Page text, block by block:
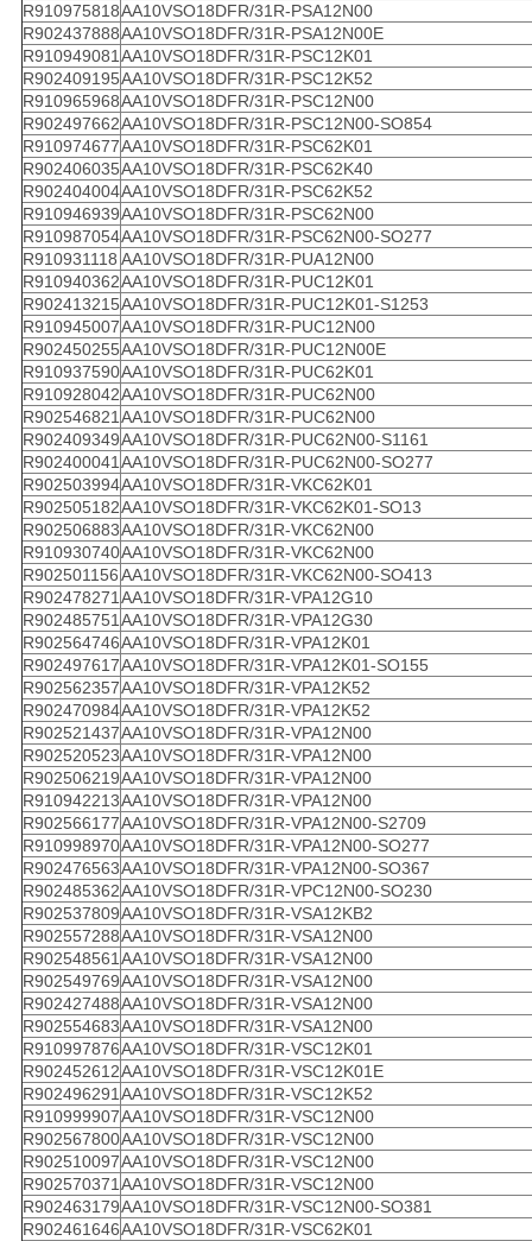
R910975818AA10VSO18DFR/31R-PSA12N00
R902437888AA10VSO18DFR/31R-PSA12N00E
R910949081AA10VSO18DFR/31R-PSC12K01
R902409195AA10VSO18DFR/31R-PSC12K52
R910965968AA10VSO18DFR/31R-PSC12N00
R902497662AA10VSO18DFR/31R-PSC12N00-SO854
R910974677AA10VSO18DFR/31R-PSC62K01
R902406035AA10VSO18DFR/31R-PSC62K40
R902404004AA10VSO18DFR/31R-PSC62K52
R910946939AA10VSO18DFR/31R-PSC62N00
R910987054AA10VSO18DFR/31R-PSC62N00-SO277
R910931118 AA10VSO18DFR/31R-PUA12N00
R910940362AA10VSO18DFR/31R-PUC12K01
R902413215AA10VSO18DFR/31R-PUC12K01-S1253
R910945007AA10VSO18DFR/31R-PUC12N00
R902450255AA10VSO18DFR/31R-PUC12N00E
R910937590AA10VSO18DFR/31R-PUC62K01
R910928042AA10VSO18DFR/31R-PUC62N00
R902546821AA10VSO18DFR/31R-PUC62N00
R902409349AA10VSO18DFR/31R-PUC62N00-S1161
R902400041AA10VSO18DFR/31R-PUC62N00-SO277
R902503994AA10VSO18DFR/31R-VKC62K01
R902505182AA10VSO18DFR/31R-VKC62K01-SO13
R902506883AA10VSO18DFR/31R-VKC62N00
R910930740AA10VSO18DFR/31R-VKC62N00
R902501156AA10VSO18DFR/31R-VKC62N00-SO413
R902478271AA10VSO18DFR/31R-VPA12G10
R902485751AA10VSO18DFR/31R-VPA12G30
R902564746AA10VSO18DFR/31R-VPA12K01
R902497617AA10VSO18DFR/31R-VPA12K01-SO155
R902562357AA10VSO18DFR/31R-VPA12K52
R902470984AA10VSO18DFR/31R-VPA12K52
R902521437AA10VSO18DFR/31R-VPA12N00
R902520523AA10VSO18DFR/31R-VPA12N00
R902506219AA10VSO18DFR/31R-VPA12N00
R910942213AA10VSO18DFR/31R-VPA12N00
R902566177AA10VSO18DFR/31R-VPA12N00-S2709
R910998970AA10VSO18DFR/31R-VPA12N00-SO277
R902476563AA10VSO18DFR/31R-VPA12N00-SO367
R902485362AA10VSO18DFR/31R-VPC12N00-SO230
R902537809AA10VSO18DFR/31R-VSA12KB2
R902557288AA10VSO18DFR/31R-VSA12N00
R902548561AA10VSO18DFR/31R-VSA12N00
R902549769AA10VSO18DFR/31R-VSA12N00
R902427488AA10VSO18DFR/31R-VSA12N00
R902554683AA10VSO18DFR/31R-VSA12N00
R910997876AA10VSO18DFR/31R-VSC12K01
R902452612AA10VSO18DFR/31R-VSC12K01E
R902496291AA10VSO18DFR/31R-VSC12K52
R910999907AA10VSO18DFR/31R-VSC12N00
R902567800AA10VSO18DFR/31R-VSC12N00
R902510097AA10VSO18DFR/31R-VSC12N00
R902570371AA10VSO18DFR/31R-VSC12N00
R902463179AA10VSO18DFR/31R-VSC12N00-SO381
R902461646AA10VSO18DFR/31R-VSC62K01